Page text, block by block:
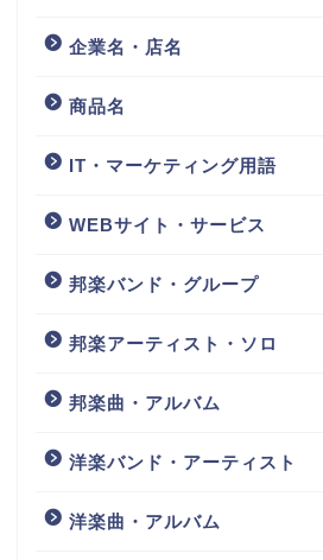
企業名・店名
商品名
IT・マーケティング用語
WEBサイト・サービス
邦楽バンド・グループ
邦楽アーティスト・ソロ
邦楽曲・アルバム
洋楽バンド・アーティスト
洋楽曲・アルバム